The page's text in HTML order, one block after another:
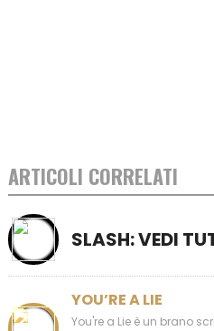
ARTICOLI CORRELATI
SLASH: VEDI
YOU’RE A LIE
You're a Lie è un brano